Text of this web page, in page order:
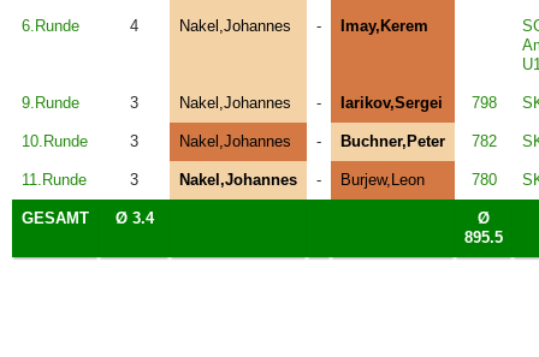
6.Runde 4 Nakel,Johannes - Imay,Kerem
9.Runde 3 Nakel,Johannes - Iarikov,Sergei 798
10.Runde 3 Nakel,Johannes - Buchner,Peter 782
11.Runde 3 Nakel,Johannes - Burjew,Leon 780
GESAMT Ø 3.4
Ø
895.5